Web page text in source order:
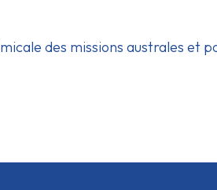
des missions australes et